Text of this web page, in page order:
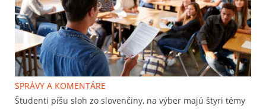
SPRÁVY A KOMENTÁRE
Študenti píšu sloh zo slovenčiny, na výber majú štyri témy